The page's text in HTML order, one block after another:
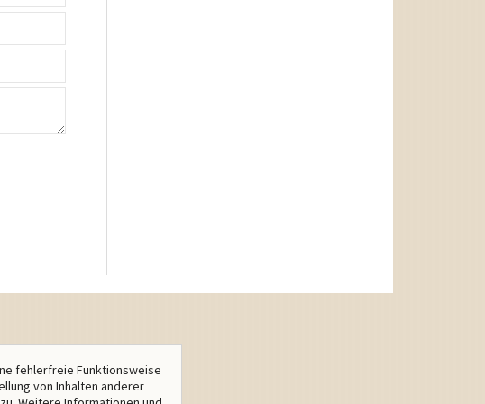
fehlerfreie Funktionsweise
von Inhalten anderer